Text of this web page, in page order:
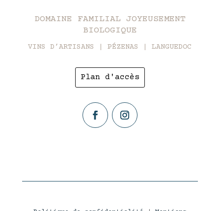
DOMAINE FAMILIAL JOYEUSEMENT
BIOLOGIQUE
VINS D’ARTISANS | PÉZENAS | LANGUEDOC
Plan d'accès